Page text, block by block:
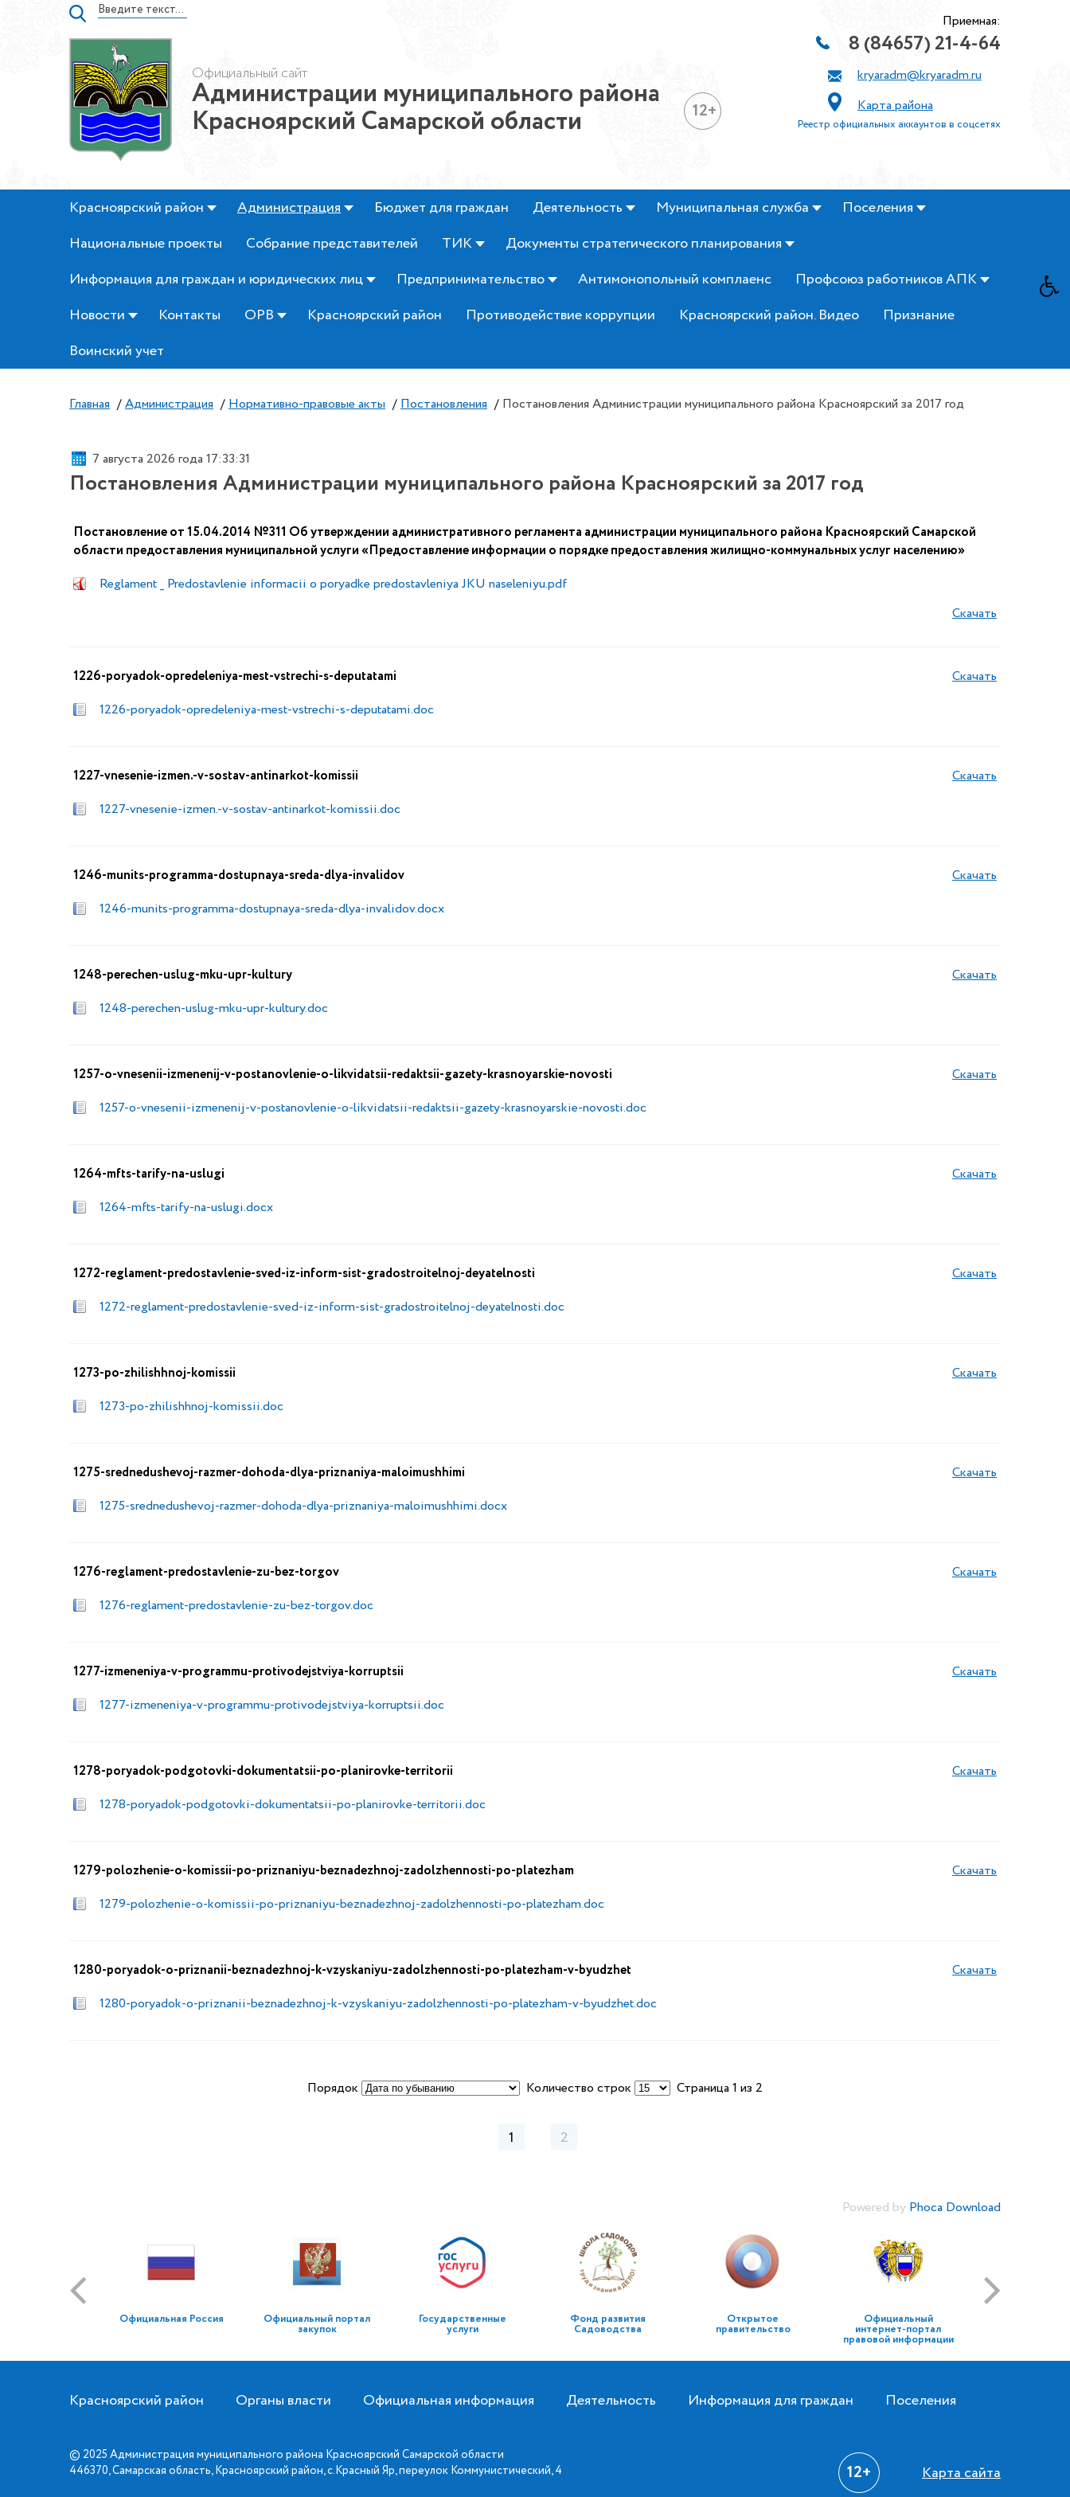
Официальный сайт
Администрации муниципального района
Красноярский Самарской области 12+
Приемная:
8 (84657) 21-4-64
kryaradm@kryaradm.ru
Карта района
Реестр официальных аккаунтов в соцсетях
Красноярский район Администрация Бюджет для граждан Деятельность Муниципальная служба
Поселения
Национальные проекты
Собрание представителей ТИК
Документы стратегического планирования
Информация для граждан и юридических лиц
Предпринимательство Антимонопольный комплаенс
Профсоюз работников АПК
Новости
Контакты ОРВ Красноярский район Противодействие коррупции Красноярский район. Видео
Признание
Воинский учет
Главная / Администрация / Нормативно-правовые акты / Постановления / Постановления Администрации муниципального района Красноярский за 2017 год
7 августа 2026 года 17:33:32
Постановления Администрации муниципального района Красноярский за 2017 год
Постановление от 15.04.2014 №311 Об утверждении административного регламента администрации муниципального района Красноярский Самарской
области предоставления муниципальной услуги «Предоставление информации о порядке предоставления жилищно-коммунальных услуг населению»
Reglament _ Predostavlenie informacii o poryadke predostavleniya JKU naseleniyu.pdf
Скачать
1226-poryadok-opredeleniya-mest-vstrechi-s-deputatami
1226-poryadok-opredeleniya-mest-vstrechi-s-deputatami.doc
Скачать
1227-vnesenie-izmen.-v-sostav-antinarkot-komissii
1227-vnesenie-izmen.-v-sostav-antinarkot-komissii.doc
Скачать
1246-munits-programma-dostupnaya-sreda-dlya-invalidov
1246-munits-programma-dostupnaya-sreda-dlya-invalidov.docx
Скачать
1248-perechen-uslug-mku-upr-kultury
1248-perechen-uslug-mku-upr-kultury.doc
Скачать
1257-o-vnesenii-izmenenij-v-postanovlenie-o-likvidatsii-redaktsii-gazety-krasnoyarskie-novosti
1257-o-vnesenii-izmenenij-v-postanovlenie-o-likvidatsii-redaktsii-gazety-krasnoyarskie-novosti.doc
Скачать
1264-mfts-tarify-na-uslugi
1264-mfts-tarify-na-uslugi.docx
Скачать
1272-reglament-predostavlenie-sved-iz-inform-sist-gradostroitelnoj-deyatelnosti
1272-reglament-predostavlenie-sved-iz-inform-sist-gradostroitelnoj-deyatelnosti.doc
Скачать
1273-po-zhilishhnoj-komissii
1273-po-zhilishhnoj-komissii.doc
Скачать
1275-srednedushevoj-razmer-dohoda-dlya-priznaniya-maloimushhimi
1275-srednedushevoj-razmer-dohoda-dlya-priznaniya-maloimushhimi.docx
Скачать
1276-reglament-predostavlenie-zu-bez-torgov
1276-reglament-predostavlenie-zu-bez-torgov.doc
Скачать
1277-izmeneniya-v-programmu-protivodejstviya-korruptsii
1277-izmeneniya-v-programmu-protivodejstviya-korruptsii.doc
Скачать
1278-poryadok-podgotovki-dokumentatsii-po-planirovke-territorii
1278-poryadok-podgotovki-dokumentatsii-po-planirovke-territorii.doc
Скачать
1279-polozhenie-o-komissii-po-priznaniyu-beznadezhnoj-zadolzhennosti-po-platezham
1279-polozhenie-o-komissii-po-priznaniyu-beznadezhnoj-zadolzhennosti-po-platezham.doc
Скачать
1280-poryadok-o-priznanii-beznadezhnoj-k-vzyskaniyu-zadolzhennosti-po-platezham-v-byudzhet
1280-poryadok-o-priznanii-beznadezhnoj-k-vzyskaniyu-zadolzhennosti-po-platezham-v-byudzhet.doc
Скачать
Порядок Количество строк Страница 1 из 2
1 2
Powered by Phoca Download
Официальная Россия Официальный портал
закупок
Государственные
услуги
Фонд развития
Садоводства
Открытое
правительство
Официальный
интернет-портал
правовой информации
Красноярский район Органы власти Официальная информация Деятельность Информация для граждан Поселения
© 2025 Администрация муниципального района Красноярский Самарской области
446370, Самарская область, Красноярский район, с.Красный Яр, переулок Коммунистический, 4
12+ Карта сайта